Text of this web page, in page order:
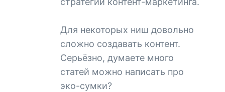
Для некоторых ниш довольно
сложно создавать контент.
Серьёзно, думаете много
статей можно написать про
эко-сумки?